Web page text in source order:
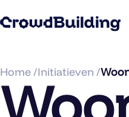
Home /Initiatieven /